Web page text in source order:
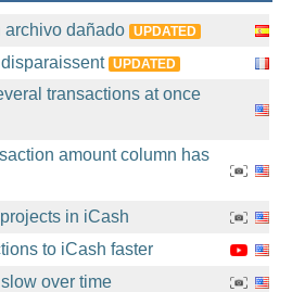
archivo dañado UPDATED
UPDATED
transactions at once
amount column has
in iCash
to iCash faster
over time